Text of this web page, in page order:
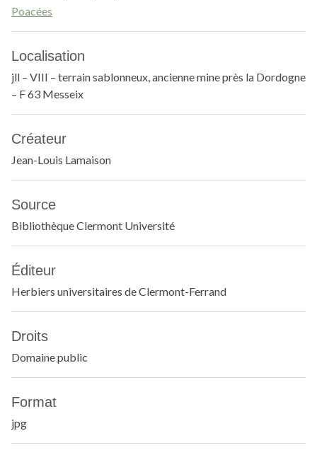
Poacées
Localisation
jll – VIII – terrain sablonneux, ancienne mine près la Dordogne
– F 63 Messeix
Créateur
Jean-Louis Lamaison
Source
Bibliothèque Clermont Université
Éditeur
Herbiers universitaires de Clermont-Ferrand
Droits
Domaine public
Format
jpg